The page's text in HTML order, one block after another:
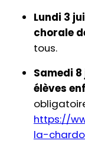
Lundi 3
chorale
tous.
Samedi 8
élèves
https://
la-